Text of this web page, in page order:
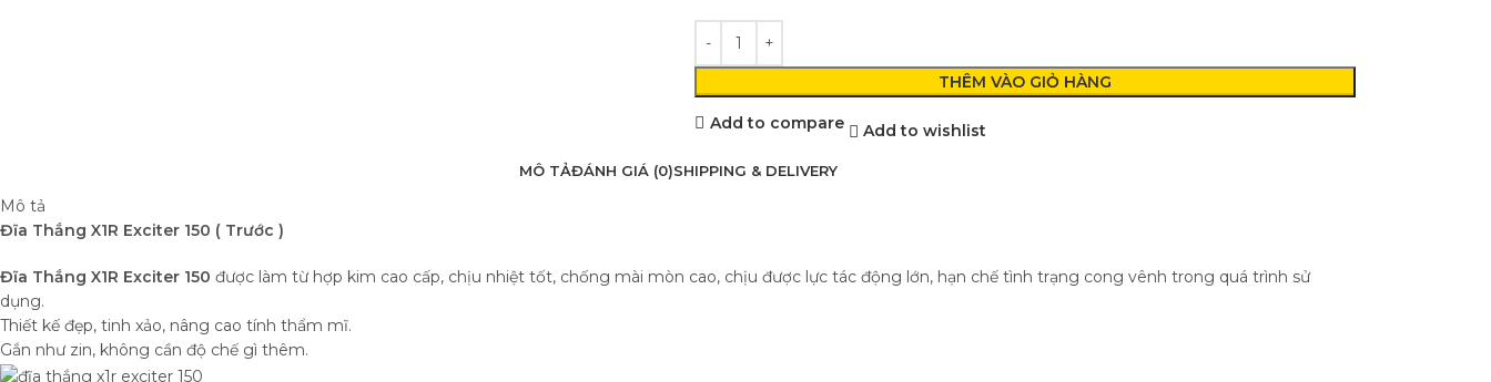
THÊM VÀO GIỎ HÀNG
Add to compare Add to wishlist
MÔ TẢĐÁNH GIÁ (0)SHIPPING & DELIVERY
Mô tả
Đĩa Thắng X1R Exciter 150 ( Trước )
Đĩa Thắng X1R Exciter 150 được làm từ hợp kim cao cấp, chịu nhiệt tốt, chống mài mòn cao, chịu được lực tác động lớn, hạn chế tình trạng cong vênh trong quá trình sử
dụng.
Thiết kế đẹp, tinh xảo, nâng cao tính thẩm mĩ.
Gắn như zin, không cần độ chế gì thêm.